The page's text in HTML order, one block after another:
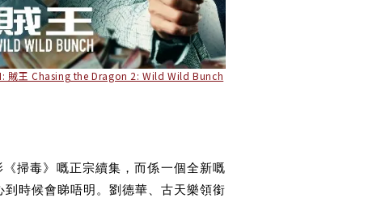
賊王 Chasing the Dragon 2: Wild Wild Bunch
《掃毒》嘅正宗續集，而係一個全新嘅
時候會睇唔明。劉德華、古天樂領銜